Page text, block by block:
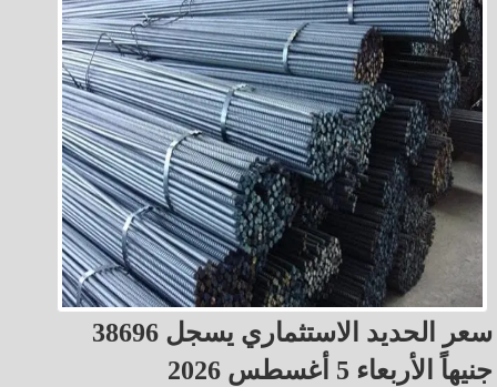
سعر الحديد الاستثماري يسجل 38696
جنيهاً الأربعاء 5 أغسطس 2026